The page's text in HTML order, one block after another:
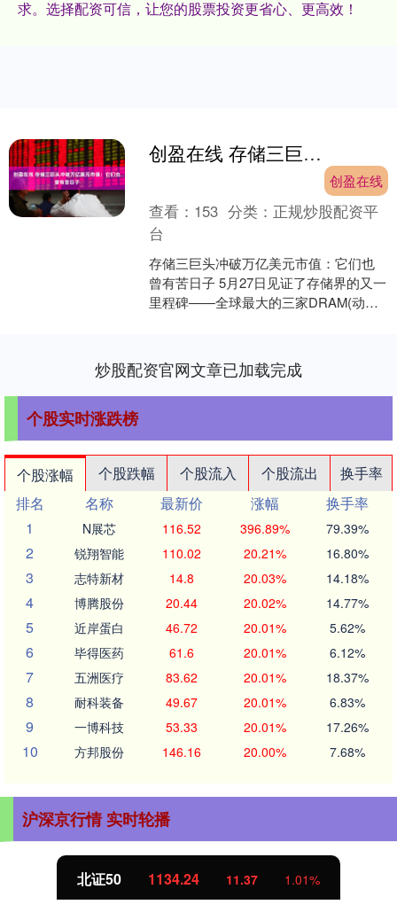
求。选择配资可信，让您的股票投资更省心、更高效！
创盈在线 存储三巨头冲破万亿美元市值：它们也曾有苦日子
创盈在线
查看： 153 分类： 正规炒股配资平
台
存储三巨头冲破万亿美元市值：它们也
曾有苦日子 5月27日见证了存储界的又一
里程碑——全球最大的三家DRAM(动态
炒股配资官网文章已加载完成
个股实时涨跌榜
个股涨幅 个股跌幅 个股流入 个股流出
换手率
排名
名称 最新价 涨幅
换手率
1
N展芯 116.52 396.89% 79.39%
2 锐翔智能 110.02 20.21% 16.80%
3 志特新材 14.8 20.03% 14.18%
4 博腾股份 20.44 20.02% 14.77%
5 近岸蛋白 46.72 20.01% 5.62%
6 毕得医药 61.6 20.01% 6.12%
7 五洲医疗 83.62 20.01% 18.37%
8 耐科装备 49.67 20.01% 6.83%
9 一博科技 53.33 20.01% 17.26%
10 方邦股份 146.16 20.00% 7.68%
沪深京行情 实时轮播
北证50 1134.24 11.37 1.01%